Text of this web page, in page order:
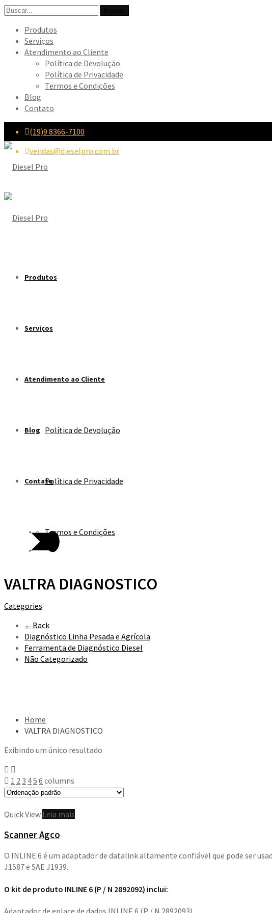
Search
Produtos
Serviços
Atendimento ao Cliente
Política de Devolução
Política de Privacidade
Termos e Condições
Blog
Contato
(19)9 8366-7100
vendas@dieselpro.com.br
Produtos
Serviços
Atendimento ao Cliente
Política de Devolução
Política de Privacidade
Termos e Condições
Blog
Contato
VALTRA DIAGNOSTICO
Categories
← Back
Diagnóstico Linha Pesada e Agrícola
Ferramenta de Diagnóstico Diesel
Não Categorizado
Home
VALTRA DIAGNOSTICO
Exibindo um único resultado
1 23 45 6 columns
Quick View Leia mais
Scanner Agco
O INLINE 6 é um adaptador de datalink altamente confiável que pode ser
J1587 e SAE J1939.
O kit de produto INLINE 6 (P / N 2892092) inclui:
Adaptador de enlace de dados INLINE 6 (P / N 2892093)